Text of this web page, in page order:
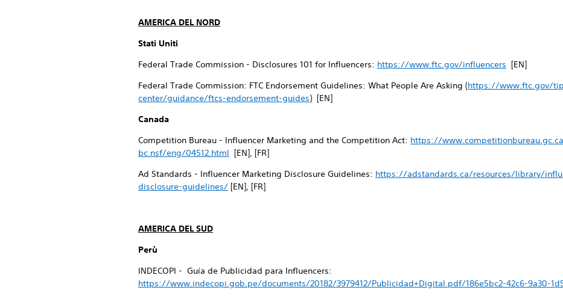
AMERICA DEL NORD
Stati Uniti
Federal Trade Commission - Disclosures 101 for Influencers: https://www.ftc.gov/influencers [EN]
Federal Trade Commission: FTC Endorsement Guidelines: What People Are Asking (https://www.ftc.gov/
center/guidance/ftcs-endorsement-guides) [EN]
Canada
Competition Bureau - Influencer Marketing and the Competition Act: https://
bc.nsf/eng/04512.html [EN], [FR]
Ad Standards - Influencer Marketing Disclosure Guidelines: https://adstandards.ca/resources/library/
disclosure-guidelines/ [EN], [FR]
AMERICA DEL SUD
Perù
INDECOPI - Guía de Publicidad para Influencers:
https://www.indecopi.gob.pe/documents/20182/3979412/Publicidad+Digital.pdf/186e5bc2-42c6-9a30-